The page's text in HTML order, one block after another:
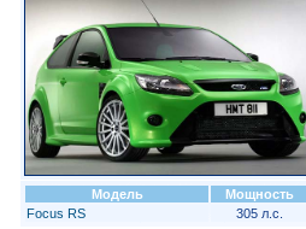
Модель Мощность
Focus RS
305 л.с.